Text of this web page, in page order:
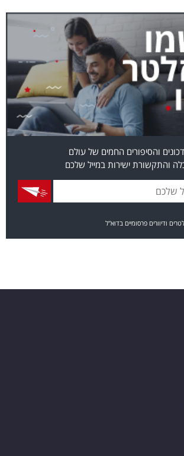
והסיפורים החמים של עולם
והתקשורת ישירות במייל שלכם
ודיוורים פרסומיים בדוא"ל